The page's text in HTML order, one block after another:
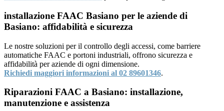
installazione FAAC Basiano per le aziende di
Basiano: affidabilità e sicurezza
Le nostre soluzioni per il controllo degli accessi, come barriere
automatiche FAAC e portoni industriali, offrono sicurezza e
affidabilità per aziende di ogni dimensione.
Richiedi maggiori informazioni al 02 89601346.
Riparazioni FAAC a Basiano: installazione,
manutenzione e assistenza